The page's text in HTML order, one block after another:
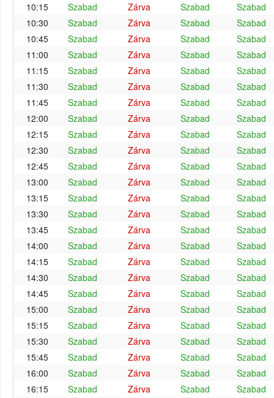
10:15
Szabad Zárva Szabad
Szabad
10:30
Szabad Zárva Szabad
Szabad
10:45
Szabad Zárva Szabad
Szabad
11:00
Szabad Zárva Szabad
Szabad
11:15
Szabad Zárva Szabad
Szabad
11:30
Szabad Zárva Szabad
Szabad
11:45
Szabad Zárva Szabad
Szabad
12:00
Szabad Zárva Szabad
Szabad
12:15
Szabad Zárva Szabad
Szabad
12:30
Szabad Zárva Szabad
Szabad
12:45
Szabad Zárva Szabad
Szabad
13:00
Szabad Zárva Szabad
Szabad
13:15
Szabad Zárva Szabad
Szabad
13:30
Szabad Zárva Szabad
Szabad
13:45
Szabad Zárva Szabad
Szabad
14:00
Szabad Zárva Szabad
Szabad
14:15
Szabad Zárva Szabad
Szabad
14:30
Szabad Zárva Szabad
Szabad
14:45
Szabad Zárva Szabad
Szabad
15:00
Szabad Zárva Szabad
Szabad
15:15
Szabad Zárva Szabad
Szabad
15:30
Szabad Zárva Szabad
Szabad
15:45
Szabad Zárva Szabad
Szabad
16:00
Szabad Zárva Szabad
Szabad
16:15
Szabad Zárva Szabad Szabad